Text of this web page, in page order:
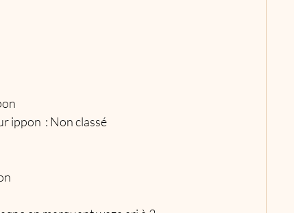
ippon  : Non classé